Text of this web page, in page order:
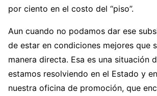
por ciento en el costo del “piso”.
Aun cuando no podamos dar ese
de estar en condiciones mejores que
manera directa. Esa es una situación
estamos resolviendo en el Estado y
nuestra oficina de promoción, que